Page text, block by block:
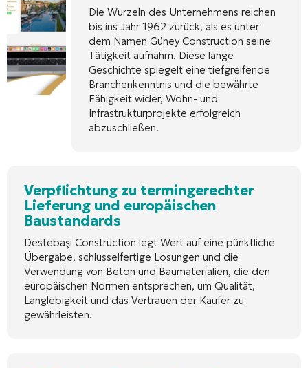
Die Wurzeln des Unternehmens reichen
bis ins Jahr 1962 zurück, als es unter
dem Namen Güney Construction seine
Tätigkeit aufnahm. Diese lange
Geschichte spiegelt eine tiefgreifende
Branchenkenntnis und die bewährte
Fähigkeit wider, Wohn- und
Infrastrukturprojekte erfolgreich
abzuschließen.
Verpflichtung zu termingerechter
Lieferung und europäischen
Baustandards
Destebaşı Construction legt Wert auf eine pünktliche
Übergabe, schlüsselfertige Lösungen und die
Verwendung von Beton und Baumaterialien, die den
europäischen Normen entsprechen, um Qualität,
Langlebigkeit und das Vertrauen der Käufer zu
gewährleisten.